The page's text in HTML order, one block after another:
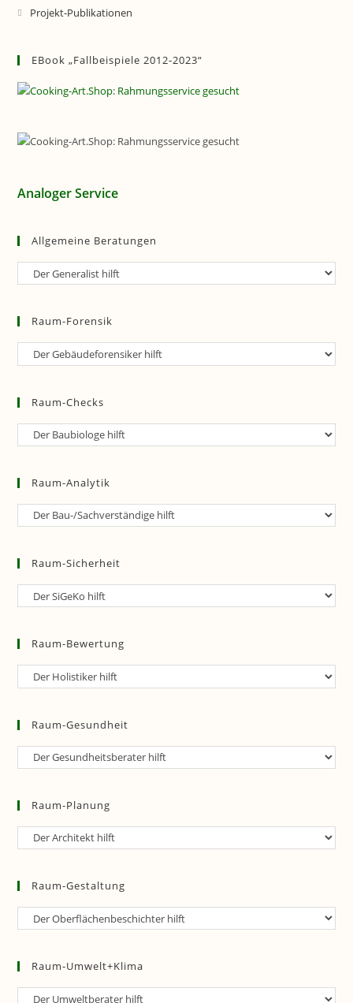
Projekt-Publikationen
EBook „Fallbeispiele 2012-2023“
Analoger Service
Allgemeine Beratungen
Allgemeine
Raum-Forensik
Raum-
Raum-Checks
Raum-
Raum-Analytik
Raum-
Raum-Sicherheit
Raum-
Raum-Bewertung
Raum-
Raum-Gesundheit
Raum-
Raum-Planung
Raum-
Raum-Gestaltung
Raum-
Raum-Umwelt+Klima
Raum-